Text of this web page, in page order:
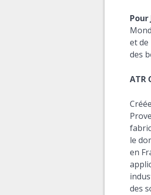
Pour
et de
des
ATR
le
en
des